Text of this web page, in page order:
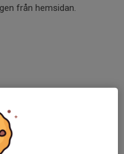
från hemsidan.